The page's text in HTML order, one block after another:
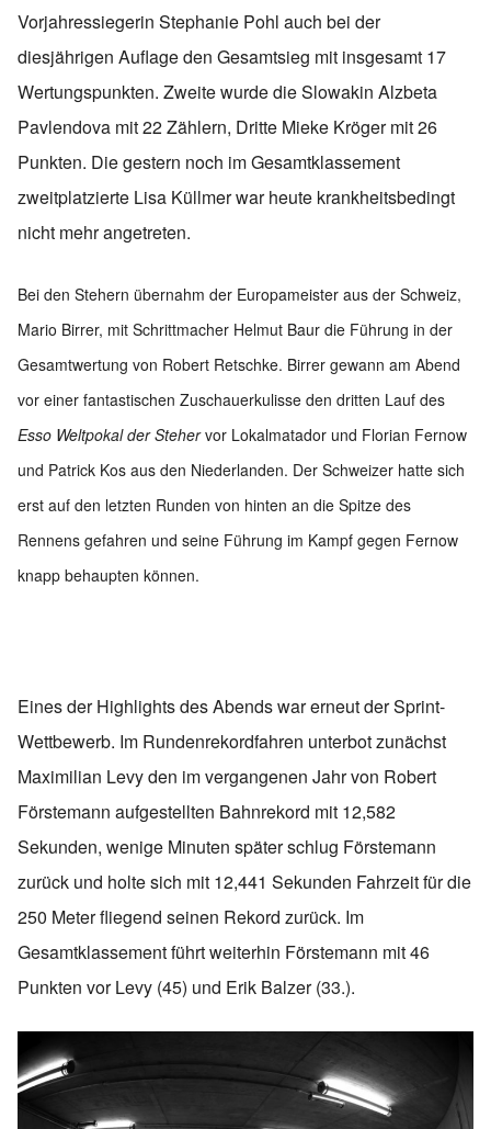
Vorjahressiegerin Stephanie Pohl auch bei der
diesjährigen Auflage den Gesamtsieg mit insgesamt 17
Wertungspunkten. Zweite wurde die Slowakin Alzbeta
Pavlendova mit 22 Zählern, Dritte Mieke Kröger mit 26
Punkten. Die gestern noch im Gesamtklassement
zweitplatzierte Lisa Küllmer war heute krankheitsbedingt
nicht mehr angetreten.
Bei den Stehern übernahm der Europameister aus der Schweiz,
Mario Birrer, mit Schrittmacher Helmut Baur die Führung in der
Gesamtwertung von Robert Retschke. Birrer gewann am Abend
vor einer fantastischen Zuschauerkulisse den dritten Lauf des
Esso Weltpokal der Stehervor Lokalmatador und Florian Fernow
und Patrick Kos aus den Niederlanden. Der Schweizer hatte sich
erst auf den letzten Runden von hinten an die Spitze des
Rennens gefahren und seine Führung im Kampf gegen Fernow
knapp behaupten können.
Eines der Highlights des Abends war erneut der Sprint-
Wettbewerb. Im Rundenrekordfahren unterbot zunächst
Maximilian Levy den im vergangenen Jahr von Robert
Förstemann aufgestellten Bahnrekord mit 12,582
Sekunden, wenige Minuten später schlug Förstemann
zurück und holte sich mit 12,441 Sekunden Fahrzeit für die
250 Meter fliegend seinen Rekord zurück. Im
Gesamtklassement führt weiterhin Förstemann mit 46
Punkten vor Levy (45) und Erik Balzer (33.).